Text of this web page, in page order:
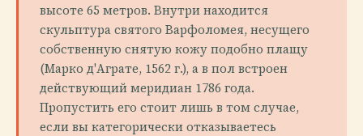
высоте 65 метров. Внутри находится
скульптура святого Варфоломея, несущего
собственную снятую кожу подобно плащу
(Марко д'Аграте, 1562 г.), а в пол встроен
действующий меридиан 1786 года.
Пропустить его стоит лишь в том случае,
если вы категорически отказываетесь